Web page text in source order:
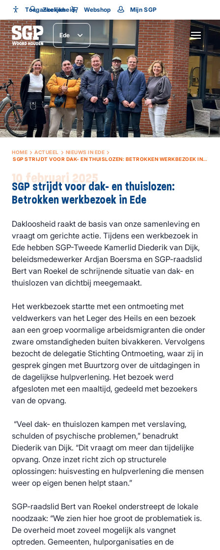
Toegankelijkheid
Toegankelijkheid
Lettergrootte
Zoeken Webshop Mijn SGP
Ede SLUITEN
HOME ACTUEEL
NIEUWS IN EDE
SGP STRIJDT VOOR DAK- EN THUISLOZEN: BETROKKEN WERKBEZOEK IN EDE
10 februari 2025
SGP strijdt voor dak- en thuislozen:
Betrokken werkbezoek in Ede
Dakloosheid raakt de basis van onze samenleving en
vraagt om gerichte actie. Tijdens een werkbezoek in
Ede hebben SGP-Tweede Kamerlid Diederik van Dijk,
beleidsmedewerker Ardjan Boersma en SGP-raadslid
Bert van Roekel de schrijnende situatie van dak- en
thuislozen van dichtbij meegemaakt.
Het werkbezoek startte met een ontmoeting met
veldwerkers van het Leger des Heils en een bezoek
aan een groep voormalige arbeidsmigranten die onder
zware omstandigheden buiten bivakkeren. Vervolgens
bezocht de delegatie Stichting Ontmoeting, waar zij in
gesprek gingen met Buurtzorg over de uitdagingen in
de dagelijkse hulpverlening. Het bezoek werd
afgesloten met een maaltijd, gedeeld met bezoekers
van de opvang.
“Veel dak- en thuislozen kampen met verslaving,
schulden of psychische problemen,” benadrukt
Diederik van Dijk. “Dit vraagt om meer dan tijdelijke
opvang. Onze inzet richt zich op structurele
oplossingen: huisvesting en hulpverlening die mensen
weer op eigen benen helpt staan.”
SGP-raadslid Bert van Roekel onderstreept de lokale
noodzaak: “We zien hier hoe groot de problematiek is.
De overheid moet zoveel mogelijk als vangnet
optreden. Gemeenten, hulporganisaties en de